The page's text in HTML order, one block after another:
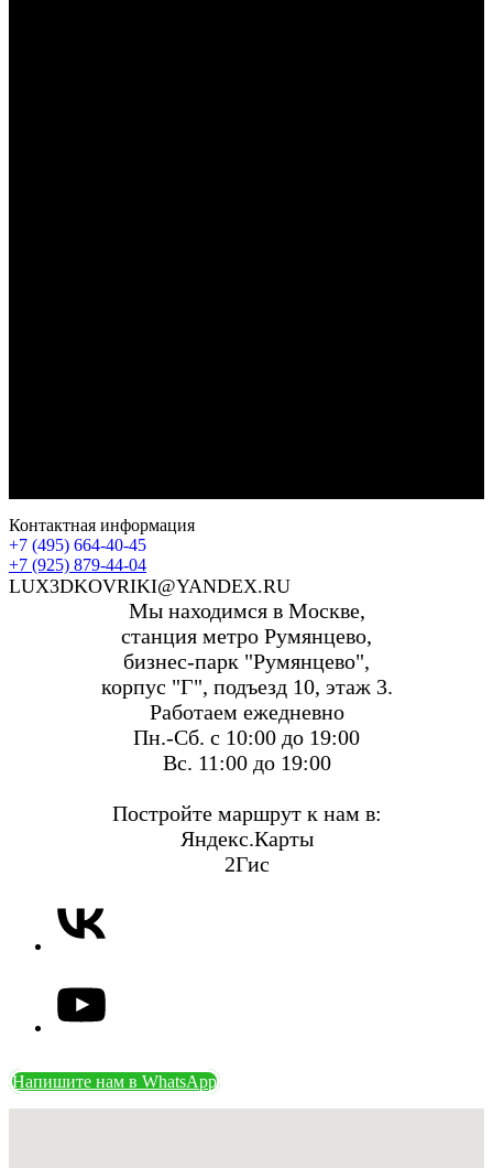
Контактная информация
+7 (495) 664-40-45
+7 (925) 879-44-04
LUX3DKOVRIKI@YANDEX.RU
Мы находимся в Москве,
станция метро Румянцево,
бизнес-парк "Румянцево",
корпус "Г", подъезд 10, этаж 3.
Работаем ежедневно
Пн.-Сб. с 10:00 до 19:00
Вс. 11:00 до 19:00
Постройте маршрут к нам в:
Яндекс.Карты
2Гис
Напишите нам в WhatsApp